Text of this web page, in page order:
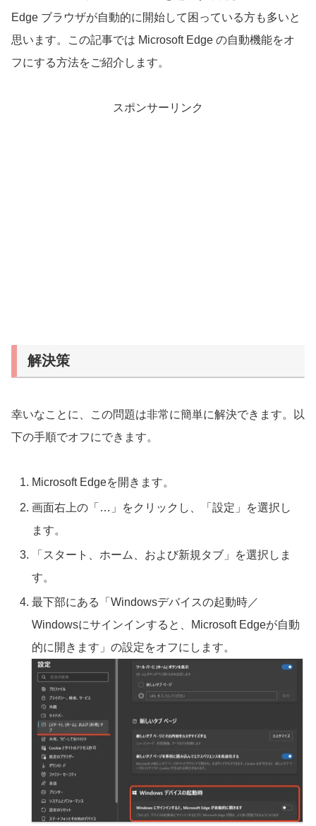
Edge ブラウザが自動的に開始して困っている方も多いと
思います。この記事では Microsoft Edge の自動機能をオ
フにする方法をご紹介します。
スポンサーリンク
解決策
幸いなことに、この問題は非常に簡単に解決できます。以
下の手順でオフにできます。
Microsoft Edgeを開きます。
画面右上の「…」をクリックし、「設定」を選択し
ます。
「スタート、ホーム、および新規タブ」を選択しま
す。
最下部にある「Windowsデバイスの起動時／
Windowsにサインインすると、Microsoft Edgeが自動
的に開きます」の設定をオフにします。